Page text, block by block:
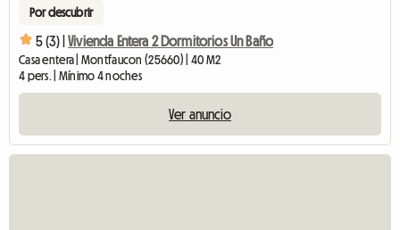
Por descubrir
5 (3) | Vivienda Entera 2 Dormitorios Un Baño
Casa entera | Montfaucon (25660) | 40 M2
4 pers. | Mínimo 4 noches
Ver anuncio